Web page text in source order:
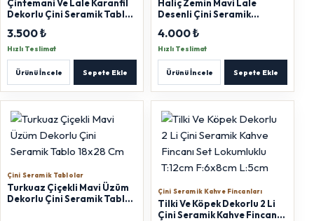
Çintemani Ve Lale Karanfil
Dekorlu Çini Seramik Tablo
3.500 ₺
Hızlı Teslimat
Ürünü İncele Sepete Ekle
Haliç Zemin Mavi Lale
Desenli Çini Seramik
4.000 ₺
Hızlı Teslimat
Ürünü İncele Sepete Ekle
Çini Seramik Tablolar
Turkuaz Çiçekli Mavi Üzüm
Dekorlu Çini Seramik Tablo
Çini Seramik Kahve Fincanları
Tilki Ve Köpek Dekorlu 2 Li
Çini Seramik Kahve Fincanı